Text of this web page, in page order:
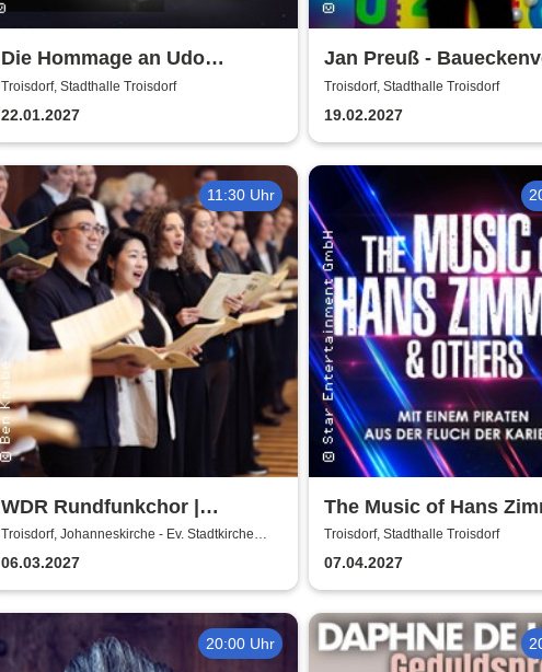
Die Hommage an Udo
Jürgens - Das Konzert mit
Alex Parker
Troisdorf, Stadthalle Troisdorf
22.01.2027
Jan Preuß -
Troisdorf, Stadthalle Troisdorf
19.02.2027
11:30 Uhr
WDR Rundfunkchor |
Kommissar Krächz in der
Kirche
Troisdorf, Johanneskirche - Ev. Stadtkirche
Troisdorf
06.03.2027
The Music of Hans
Others - A Celebration
Music
Troisdorf, Stadthalle Troisdorf
07.04.2027
20:00 Uhr